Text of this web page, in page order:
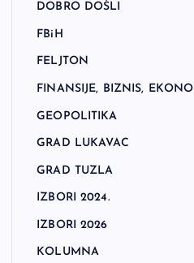
DOBRO DOŠLI
FBiH
FELJTON
FINANSIJE, BIZNIS,
GEOPOLITIKA
GRAD LUKAVAC
GRAD TUZLA
IZBORI 2024.
IZBORI 2026
KOLUMNA